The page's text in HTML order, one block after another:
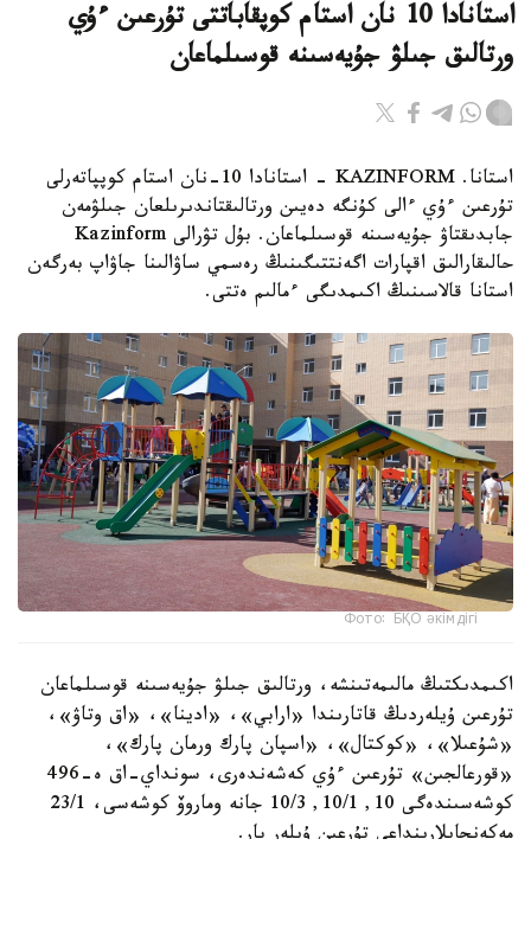
استانادا 10 نان استام كوپقاباتتى تۇرعىن ءۇي
ورتالىق جىلۋ جۇيەسىنە قوسىلماعان
استانا. KAZINFORM - استانادا 10-نان استام كوپپاتەرلى
تۇرعىن ءۇي ءالى كۇنگە دەيىن ورتالىقتاندىرىلعان جىلۋمەن
جابدىقتاۋ جۇيەسىنە قوسىلماعان. بۇل تۋرالى Kazinform
حالىقارالىق اقپارات اگەنتتىگىنىڭ رەسمي ساۋالىنا جاۋاپ بەرگەن
استانا قالاسىنىڭ اكىمدىگى ءمالىم ەتتى.
Фото: БҚО әкімдігі
اكىمدىكتىڭ مالىمەتىنشە، ورتالىق جىلۋ جۇيەسىنە قوسىلماعان
تۇرعىن ۇيلەردىڭ قاتارىندا «ارابي»، «ادينا»، «اق وتاۋ»،
«شۇعىلا»، «كوكتال»، «اسپان پارك ورمان پارك»،
«قورعالجىن» تۇرعىن ءۇي كەشەندەرى، سونداي-اق ە-496
كوشەسىندەگى 10, 10/1, 10/3 جانە وماروۆ كوشەسى، 23/1
مەكەنجايلارىنداعى تۇرعىن ۇيلەر بار.